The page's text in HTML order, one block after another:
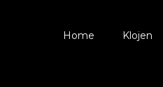
Home Klojen